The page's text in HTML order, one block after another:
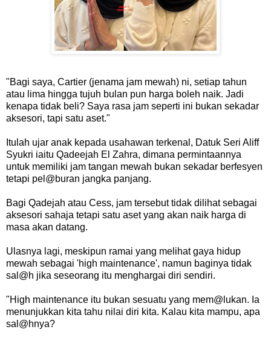
"Bagi saya, Cartier (jenama jam mewah) ni, setiap tahun
atau lima hingga tujuh bulan pun harga boleh naik. Jadi
kenapa tidak beli? Saya rasa jam seperti ini bukan sekadar
aksesori, tapi satu aset."
Itulah ujar anak kepada usahawan terkenal, Datuk Seri Aliff
Syukri iaitu Qadeejah El Zahra, dimana permintaannya
untuk memiliki jam tangan mewah bukan sekadar berfesyen
tetapi pel@buran jangka panjang.
Bagi Qadejah atau Cess, jam tersebut tidak dilihat sebagai
aksesori sahaja tetapi satu aset yang akan naik harga di
masa akan datang.
Ulasnya lagi, meskipun ramai yang melihat gaya hidup
mewah sebagai 'high maintenance', namun baginya tidak
sal@h jika seseorang itu menghargai diri sendiri.
"High maintenance itu bukan sesuatu yang mem@lukan. Ia
menunjukkan kita tahu nilai diri kita. Kalau kita mampu, apa
sal@hnya?